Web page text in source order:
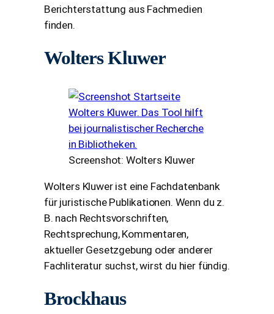
Berichterstattung aus Fachmedien
finden.
Wolters Kluwer
Screenshot: Wolters Kluwer
Wolters Kluwer ist eine Fachdatenbank
für juristische Publikationen. Wenn du z.
B. nach Rechts­vor­schriften,
Rechtsprechung, Kommentaren,
aktueller Gesetzgebung oder anderer
Fachliteratur suchst, wirst du hier fündig.
Brockhaus